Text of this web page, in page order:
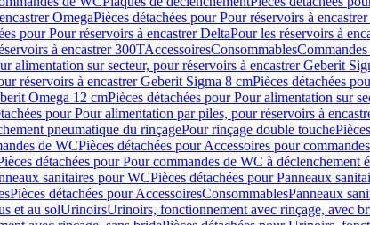
OmegaPièces détachées pour Pour réservoirs à
pour Pour réservoirs à encastrer DeltaPour les réservoirs à
à encastrer 300TAccessoiresConsommables
alimentation sur secteur, pour réservoirs à encastrer Geberit
réservoirs à encastrer Geberit Sigma 8 cmPièces détachées
Omega 12 cmPièces détachées pour Pour alimentation sur
pour Pour alimentation par piles, pour réservoirs à
pneumatique du rinçagePour rinçage double touche
de WCPièces détachées pour Accessoires pour
détachées pour Pour commandes de WC à déclenchement
sanitaires pour WCPièces détachées pour Panneaux
Pièces détachées pour AccessoiresConsommablesPanneaux
et au solUrinoirsUrinoirs, fonctionnement avec rinçage, avec